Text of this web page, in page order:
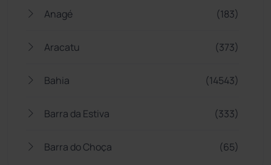
Anagé (183)
Aracatu (373)
Bahia (14543)
Barra da Estiva (333)
Barra do Choça (65)